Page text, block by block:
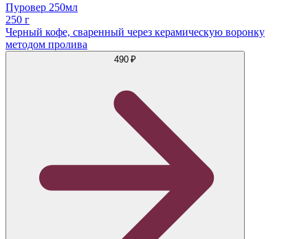
Пуровер 250мл
250 г
Черный кофе, сваренный через керамическую воронку
методом пролива
490 ₽